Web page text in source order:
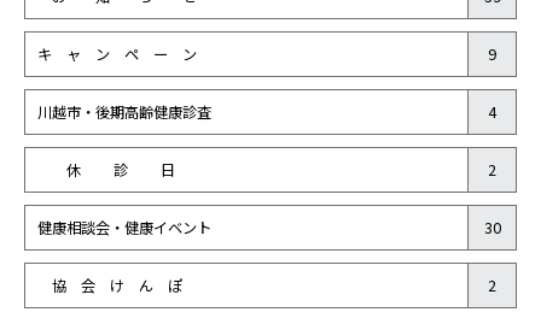
キ ャ ン ペ ー ン 9
川越市・後期高齢健康診査 4
休 診 日 2
健康相談会・健康イベント 30
協 会 け ん ぽ 2